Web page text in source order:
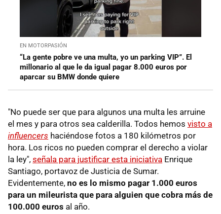
EN MOTORPASIÓN
“La gente pobre ve una multa, yo un parking VIP”. El
millonario al que le da igual pagar 8.000 euros por
aparcar su BMW donde quiere
"No puede ser que para algunos una multa les arruine
el mes y para otros sea calderilla. Todos hemos visto a
influencers haciéndose fotos a 180 kilómetros por
hora. Los ricos no pueden comprar el derecho a violar
la ley", señala para justificar esta iniciativa Enrique
Santiago, portavoz de Justicia de Sumar.
Evidentemente, no es lo mismo pagar 1.000 euros
para un mileurista que para alguien que cobra más de
100.000 euros al año.